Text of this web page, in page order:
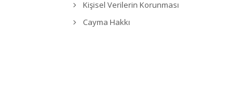
Kişisel Verilerin Korunması
Cayma Hakkı